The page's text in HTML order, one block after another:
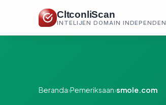
CltconliScan
INTELIJEN DOMAIN INDEPENDEN
Beranda›Pemeriksaan›smole.com